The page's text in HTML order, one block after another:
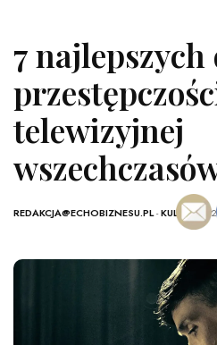
7
telewizyjnej
REDAKCJA@ECHOBIZNESU.PL-KULTURA -